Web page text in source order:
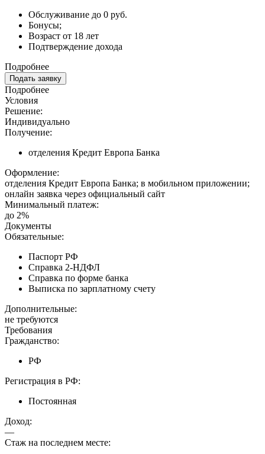
Обслуживание до 0 руб.
Бонусы;
Возраст от 18 лет
Подтверждение дохода
Подробнее
Подать заявку
Подробнее
Условия
Решение:
Индивидуально
Получение:
отделения Кредит Европа Банка
Оформление:
отделения Кредит Европа Банка; в мобильном приложении;
онлайн заявка через официальный сайт
Минимальный платеж:
до 2%
Документы
Обязательные:
Паспорт РФ
Справка 2-НДФЛ
Справка по форме банка
Выписка по зарплатному счету
Дополнительные:
не требуются
Требования
Гражданство:
РФ
Регистрация в РФ:
Постоянная
Доход:
—
Стаж на последнем месте: